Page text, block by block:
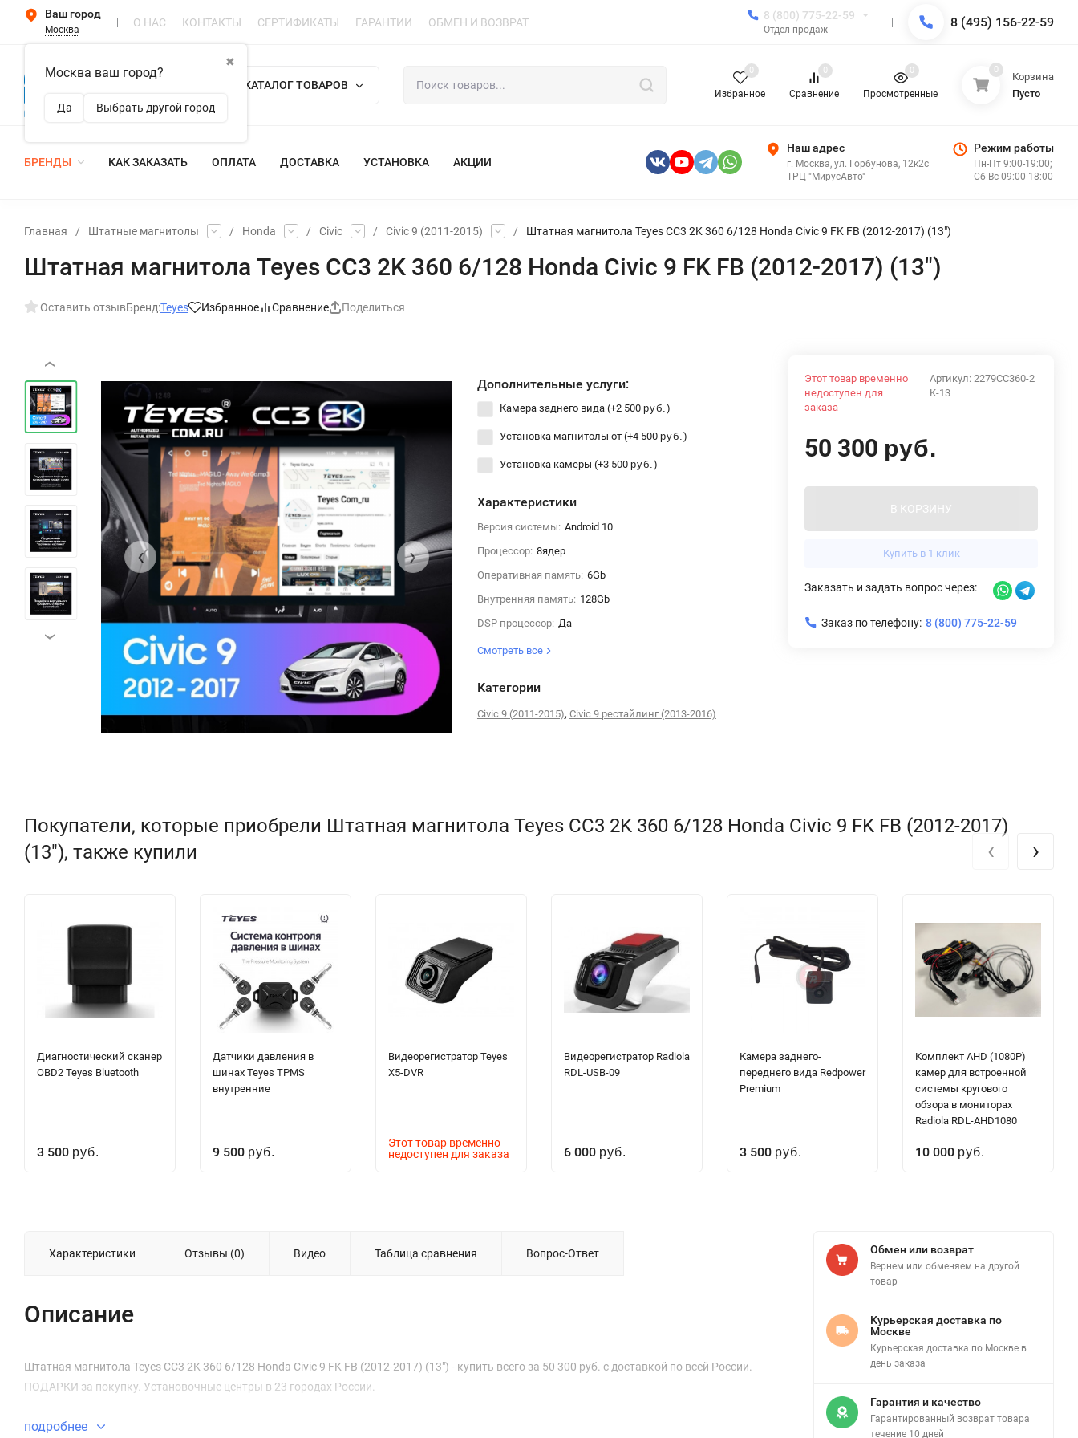
Ваш город
Москва
✖
Москва ваш город?
Да Выбрать другой город
О НАС КОНТАКТЫ СЕРТИФИКАТЫ ГАРАНТИИ ОБМЕН И ВОЗВРАТ
8 (800) 775-22-59
Отдел продаж 8 (495) 156-22-59
КАТАЛОГ ТОВАРОВ
Избранное
0
Сравнение
0
Просмотренные
0 0
Корзина
Пусто
БРЕНДЫ КАК ЗАКАЗАТЬ ОПЛАТА ДОСТАВКА УСТАНОВКА АКЦИИ
Наш адрес
г. Москва, ул. Горбунова, 12к2с
ТРЦ "МирусАвто"
Режим работы
Пн-Пт 9:00-19:00;
Сб-Вс 09:00-18:00
Главная / Штатные магнитолы / Honda / Civic / Civic 9 (2011-2015) / Штатная магнитола Teyes CC3 2K 360 6/128 Honda Civic 9 FK FB (2012-2017) (13")
Штатная магнитола Teyes CC3 2K 360 6/128 Honda Civic 9 FK FB (2012-2017) (13")
Оставить отзывБренд:Teyes Избранное Сравнение Поделиться
‹ ›
‹
›
Дополнительные услуги:
Камера заднего вида (+2 500 руб. )
Установка магнитолы от (+4 500 руб. )
Установка камеры (+3 500 руб. )
Характеристики
Версия системы: Android 10
Процессор: 8ядер
Оперативная память: 6Gb
Внутренняя память: 128Gb
DSP процессор: Да
Смотреть все
Категории
Civic 9 (2011-2015), Civic 9 рестайлинг (2013-2016)
Артикул: 2279CC360-2
K-13
Этот товар временно
недоступен для
заказа
50 300 руб.
В КОРЗИНУ
Купить в 1 клик
Заказать и задать вопрос через:
Заказ по телефону: 8 (800) 775-22-59
Покупатели, которые приобрели Штатная магнитола Teyes CC3 2K 360 6/128 Honda Civic 9 FK FB (2012-2017)
(13"), также купили
Диагностический сканер
OBD2 Teyes Bluetooth
3 500 руб.
Датчики давления в
шинах Teyes TPMS
внутренние
9 500 руб.
Видеорегистратор Teyes
X5-DVR
Этот товар временно
недоступен для заказа
Видеорегистратор Radiola
RDL-USB-09
6 000 руб.
Камера заднего-
переднего вида Redpower
Premium
3 500 руб.
Комплект AHD (1080P)
камер для встроенной
системы кругового
обзора в мониторах
Radiola RDL-AHD1080
10 000 руб.
‹ ›
Характеристики Отзывы (0) Видео Таблица сравнения Вопрос-Ответ
Описание
Штатная магнитола Teyes CC3 2K 360 6/128 Honda Civic 9 FK FB (2012-2017) (13") - купить всего за 50 300 руб. с доставкой по всей России.
ПОДАРКИ за покупку. Установочные центры в 23 городах России.
подробнее
Обмен или возврат
Вернем или обменяем на другой
товар
Курьерская доставка по
Москве
Курьерская доставка по Москве в
день заказа
Гарантия и качество
Гарантированный возврат товара
течение 10 дней